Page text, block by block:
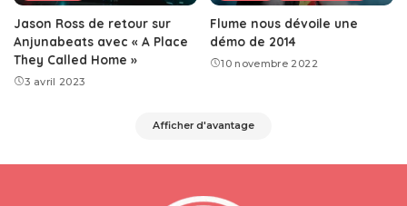
Jason Ross de retour sur
Anjunabeats avec « A Place
They Called Home »
3 avril 2023
Flume nous dévoile une
démo de 2014
10 novembre 2022
Afficher d'avantage